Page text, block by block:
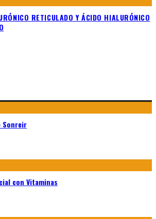
RETICULADO Y ÁCIDO HIALURÓNICO
Sonreir
con Vitaminas